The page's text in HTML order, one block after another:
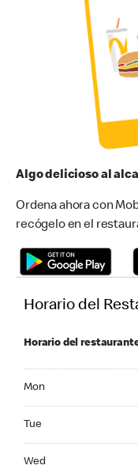
Algo delicioso al
Ordena ahora con
recógelo en el
Horario del
Horario del
Mon
Tue
Wed